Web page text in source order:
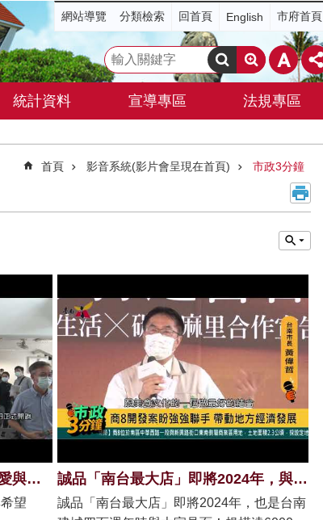
網站導覽 分類檢索 回首頁 English 市府首頁
搜
尋
統計資料 宣導專區 法規專區
首頁 影音系統(影片會呈現在首頁) 市政3分鐘
國際音樂節 為後疫情時代 增添愛與希望
望
誠品「南台最大店」即將2024年，與大家見面！
誠品「南台最大店」即將2024年，也是台南